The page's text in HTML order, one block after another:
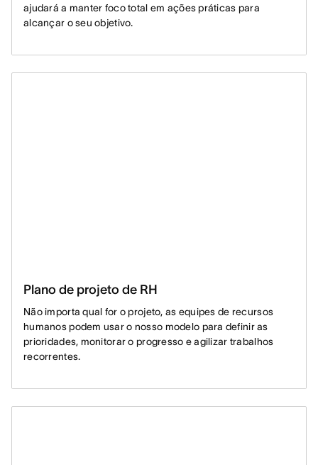
ajudará a manter foco total em ações práticas para
alcançar o seu objetivo.
Plano de projeto de RH
Não importa qual for o projeto, as equipes de recursos
humanos podem usar o nosso modelo para definir as
prioridades, monitorar o progresso e agilizar trabalhos
recorrentes.